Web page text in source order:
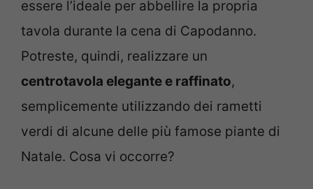
essere l’ideale per abbellire la propria
tavola durante la cena di Capodanno.
Potreste, quindi, realizzare un
centrotavola elegante e raffinato,
semplicemente utilizzando dei rametti
verdi di alcune delle più famose piante di
Natale. Cosa vi occorre?